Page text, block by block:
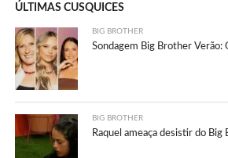
ÚLTIMAS CUSQUICES
BIG BROTHER
Sondagem Big Brother Verão:
BIG BROTHER
Raquel ameaça desistir do Big